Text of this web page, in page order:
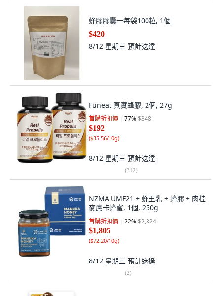
蜂膠膠囊一每袋100粒, 1個
$420
8/12 星期三 預計送達
Funeat 真實蜂膠, 2個, 27g
首購折扣價 77%$848
$192
($35.56/10g)
8/12 星期三 預計送達
(312)
NZMA UMF21 + 蜂王乳 + 蜂膠 + 肉桂
麥盧卡蜂蜜, 1個, 250g
首購折扣價 22%$2,324
$1,805
($72.20/10g)
8/12 星期三 預計送達
(2)